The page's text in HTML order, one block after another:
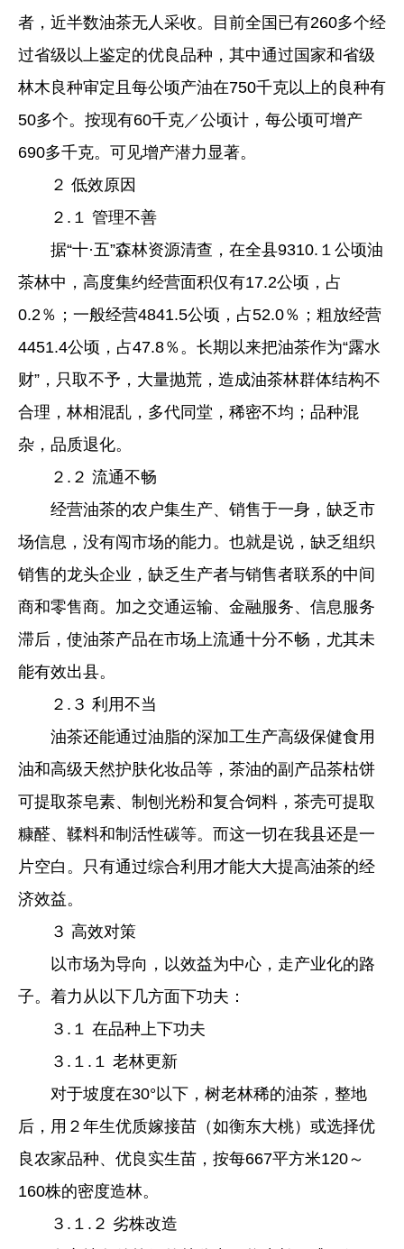
者，近半数油茶无人采收。目前全国已有260多个经
过省级以上鉴定的优良品种，其中通过国家和省级
林木良种审定且每公顷产油在750千克以上的良种有
50多个。按现有60千克／公顷计，每公顷可增产
690多千克。可见增产潜力显著。
２ 低效原因
２.１ 管理不善
据“十·五”森林资源清查，在全县9310.１公顷油
茶林中，高度集约经营面积仅有17.2公顷，占
0.2％；一般经营4841.5公顷，占52.0％；粗放经营
4451.4公顷，占47.8％。长期以来把油茶作为“露水
财”，只取不予，大量抛荒，造成油茶林群体结构不
合理，林相混乱，多代同堂，稀密不均；品种混
杂，品质退化。
２.２ 流通不畅
经营油茶的农户集生产、销售于一身，缺乏市
场信息，没有闯市场的能力。也就是说，缺乏组织
销售的龙头企业，缺乏生产者与销售者联系的中间
商和零售商。加之交通运输、金融服务、信息服务
滞后，使油茶产品在市场上流通十分不畅，尤其未
能有效出县。
２.３ 利用不当
油茶还能通过油脂的深加工生产高级保健食用
油和高级天然护肤化妆品等，茶油的副产品茶枯饼
可提取茶皂素、制刨光粉和复合饲料，茶壳可提取
糠醛、鞣料和制活性碳等。而这一切在我县还是一
片空白。只有通过综合利用才能大大提高油茶的经
济效益。
３ 高效对策
以市场为导向，以效益为中心，走产业化的路
子。着力从以下几方面下功夫：
３.１ 在品种上下功夫
３.１.１ 老林更新
对于坡度在30°以下，树老林稀的油茶，整地
后，用２年生优质嫁接苗（如衡东大桃）或选择优
良农家品种、优良实生苗，按每667平方米120～
160株的密度造林。
３.１.２ 劣株改造